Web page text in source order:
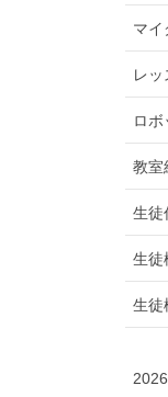
マイ
レッ
ロ
教室
生徒
生徒
生徒